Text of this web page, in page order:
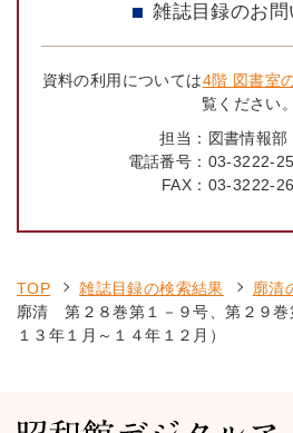
雑誌目録のお
資料の利用については4階 図書室
覧ください。
担当： 図書情報部
電話番号： 03-3222-
FAX： 03-3222-
TOP 雑誌目録の検索結果
廓清
廓清 第２８巻第１－９号、第２９巻
１３年１月～１４年１２月）